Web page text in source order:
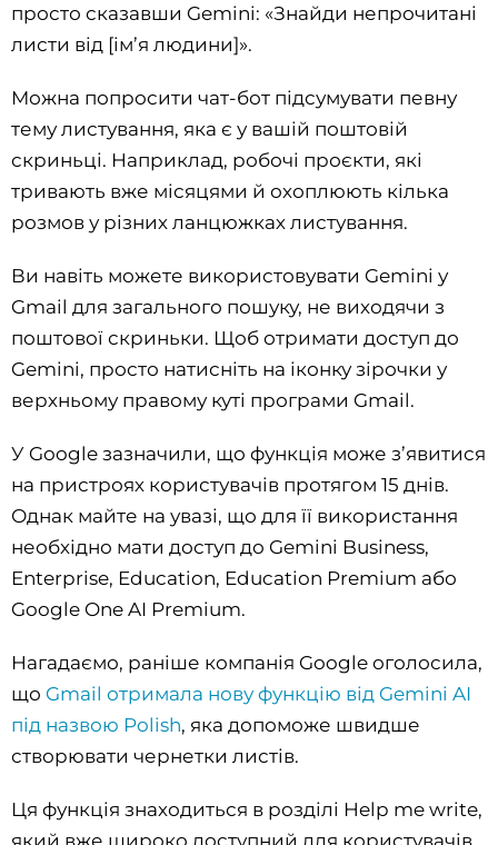
просто сказавши Gemini: «Знайди непрочитані
листи від [ім’я людини]».
Можна попросити чат-бот підсумувати певну
тему листування, яка є у вашій поштовій
скриньці. Наприклад, робочі проєкти, які
тривають вже місяцями й охоплюють кілька
розмов у різних ланцюжках листування.
Ви навіть можете використовувати Gemini у
Gmail для загального пошуку, не виходячи з
поштової скриньки. Щоб отримати доступ до
Gemini, просто натисніть на іконку зірочки у
верхньому правому куті програми Gmail.
У Google зазначили, що функція може з’явитися
на пристроях користувачів протягом 15 днів.
Однак майте на увазі, що для її використання
необхідно мати доступ до Gemini Business,
Enterprise, Education, Education Premium або
Google One AI Premium.
Нагадаємо, раніше компанія Google оголосила,
що Gmail отримала нову функцію від Gemini AI
під назвою Polish, яка допоможе швидше
створювати чернетки листів.
Ця функція знаходиться в розділі Help me write,
який вже широко доступний для користувачів